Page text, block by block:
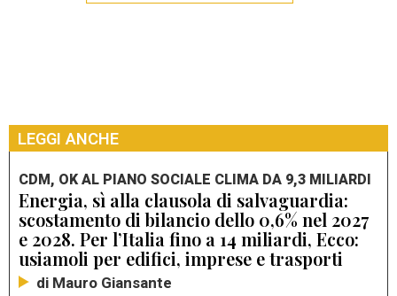
LEGGI ANCHE
CDM, OK AL PIANO SOCIALE CLIMA DA 9,3 MILIARDI
Energia, sì alla clausola di salvaguardia:
scostamento di bilancio dello 0,6% nel 2027
e 2028. Per l’Italia fino a 14 miliardi, Ecco:
usiamoli per edifici, imprese e trasporti
di Mauro Giansante